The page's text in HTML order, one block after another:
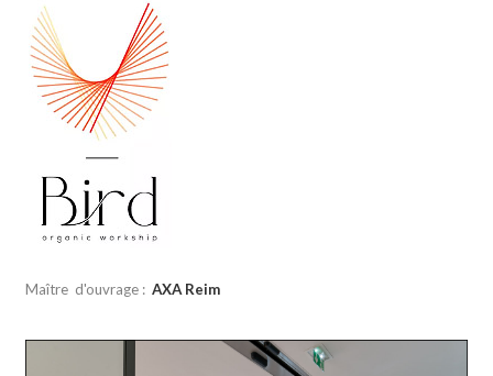
Maître d'ouvrage : AXA Reim